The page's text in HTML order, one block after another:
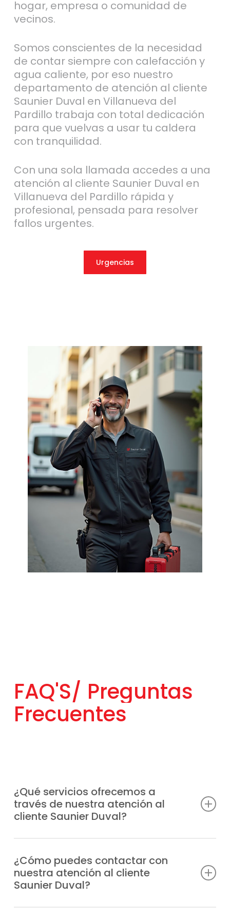
hogar, empresa o comunidad de
vecinos.
Somos conscientes de la necesidad
de contar siempre con calefacción y
agua caliente, por eso nuestro
departamento de atención al cliente
Saunier Duval en Villanueva del
Pardillo trabaja con total dedicación
para que vuelvas a usar tu caldera
con tranquilidad.
Con una sola llamada accedes a una
atención al cliente Saunier Duval en
Villanueva del Pardillo rápida y
profesional, pensada para resolver
fallos urgentes.
Urgencias
FAQ'S/ Preguntas
Frecuentes
¿Qué servicios ofrecemos a
través de nuestra atención al
cliente Saunier Duval?
solicitudes de reparación, información
sobre garantías y todo lo relacionado con
tus equipos Saunier Duval.
¿Cómo puedes contactar con
nuestra atención al cliente
Saunier Duval?